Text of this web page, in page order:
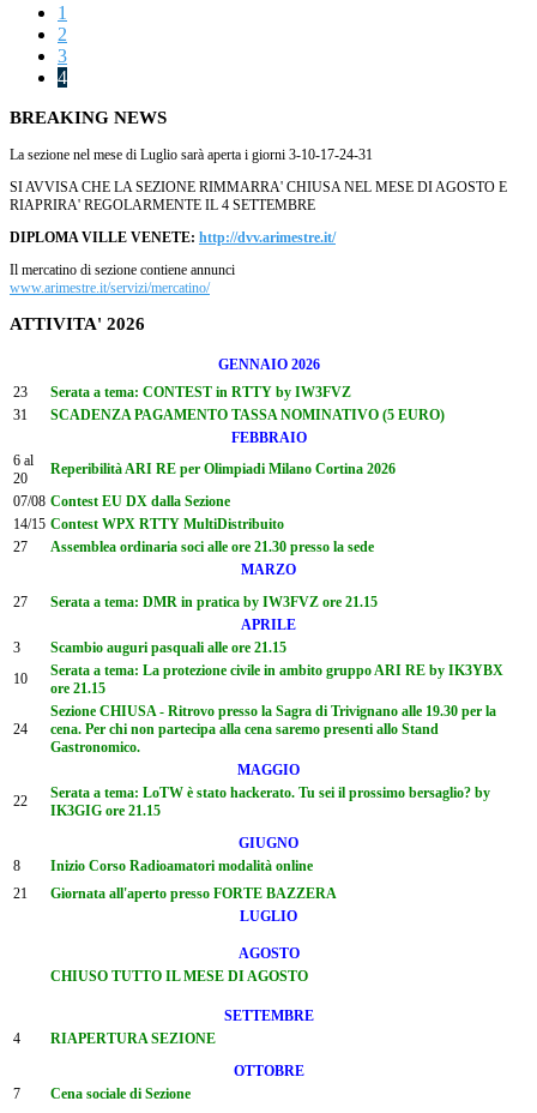
1
2
3
4
BREAKING NEWS
La sezione nel mese di Luglio sarà aperta i giorni 3-10-17-24-31
SI AVVISA CHE LA SEZIONE RIMMARRA' CHIUSA NEL MESE DI AGOSTO E
RIAPRIRA' REGOLARMENTE IL 4 SETTEMBRE
DIPLOMA VILLE VENETE: http://dvv.arimestre.it/
Il mercatino di sezione contiene annunci
www.arimestre.it/servizi/mercatino/
ATTIVITA' 2026
GENNAIO 2026
23
Serata a tema: CONTEST in RTTY by IW3FVZ
31
SCADENZA PAGAMENTO TASSA NOMINATIVO (5 EURO)
FEBBRAIO
6 al
20
Reperibilità ARI RE per Olimpiadi Milano Cortina 2026
07/08 Contest EU DX dalla Sezione
14/15 Contest WPX RTTY MultiDistribuito
27
Assemblea ordinaria soci alle ore 21.30 presso la sede
MARZO
27
Serata a tema: DMR in pratica by IW3FVZ ore 21.15
APRILE
3
Scambio auguri pasquali alle ore 21.15
10
Serata a tema: La protezione civile in ambito gruppo ARI RE by IK3YBX
ore 21.15
24
Sezione CHIUSA - Ritrovo presso la Sagra di Trivignano alle 19.30 per la
cena. Per chi non partecipa alla cena saremo presenti allo Stand
Gastronomico.
MAGGIO
22
Serata a tema: LoTW è stato hackerato. Tu sei il prossimo bersaglio? by
IK3GIG ore 21.15
GIUGNO
8
Inizio Corso Radioamatori modalità online
21
Giornata all'aperto presso FORTE BAZZERA
LUGLIO
AGOSTO
CHIUSO TUTTO IL MESE DI AGOSTO
SETTEMBRE
4
RIAPERTURA SEZIONE
OTTOBRE
7
Cena sociale di Sezione